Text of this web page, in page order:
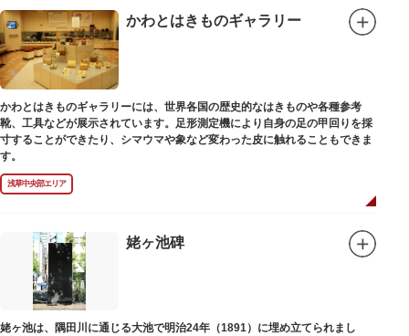
かわとはきものギャラリー
かわとはきものギャラリーには、世界各国の歴史的なはきものや各種参考
靴、工具などが展示されています。足形測定機により自身の足の甲回りを採
寸することができたり、シマウマや象など変わった皮に触れることもできま
す。
浅草中央部エリア
姥ヶ池碑
姥ヶ池は、隅田川に通じる大池で明治24年（1891）に埋め立てられまし